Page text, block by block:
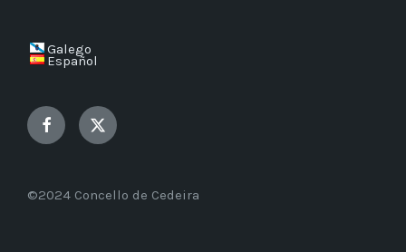
Galego
Español
Facebook Twitter
©2024 Concello de Cedeira